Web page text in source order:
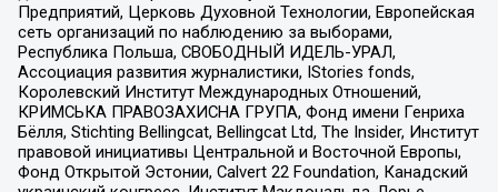
Предприятий, Церковь Духовной Технологии, Европейская
сеть организаций по наблюдению за выборами,
Республика Польша, СВОБОДНЫЙ ИДЕЛЬ-УРАЛ,
Ассоциация развития журналистики, IStories fonds,
Королевский Институт Международных Отношений,
КРИМСЬКА ПРАВОЗАХИСНА ГРУПА, Фонд имени Генриха
Бёлля, Stichting Bellingcat, Bellingcat Ltd, The Insider, Институт
правовой инициативы Центральной и Восточной Европы,
Фонд Открытой Эстонии, Calvert 22 Foundation, Канадский